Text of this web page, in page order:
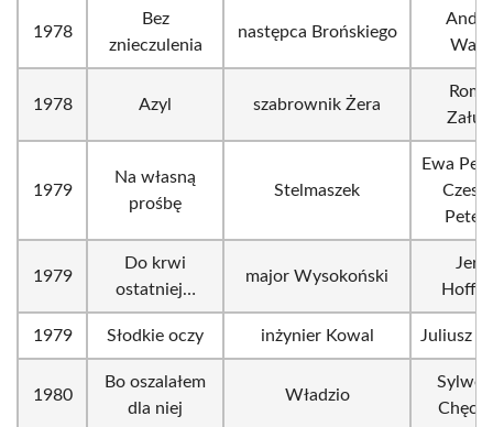
1978
Bez
znieczulenia
następca Brońskiego
1978 Azyl szabrownik Żera
1979
Na własną
prośbę
Stelmaszek
Ewa
1979
Do krwi
ostatniej…
major Wysokoński
1979 Słodkie oczy inżynier Kowal Juliusz
1980
Bo oszalałem
dla niej
Władzio